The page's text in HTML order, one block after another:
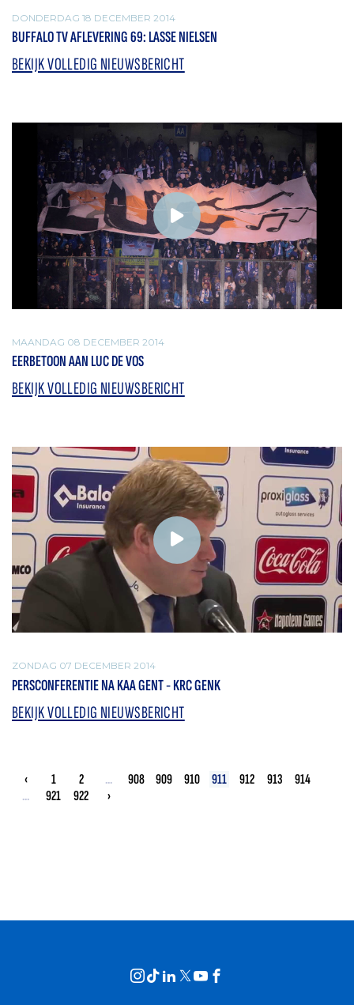
DONDERDAG 18 DECEMBER 2014
BUFFALO TV AFLEVERING 69: LASSE NIELSEN
BEKIJK VOLLEDIG NIEUWSBERICHT
MAANDAG 08 DECEMBER 2014
EERBETOON AAN LUC DE VOS
BEKIJK VOLLEDIG NIEUWSBERICHT
ZONDAG 07 DECEMBER 2014
PERSCONFERENTIE NA KAA GENT - KRC GENK
BEKIJK VOLLEDIG NIEUWSBERICHT
‹ 1 2 ... 908 909 910 911 912 913
914
...
921 922 ›